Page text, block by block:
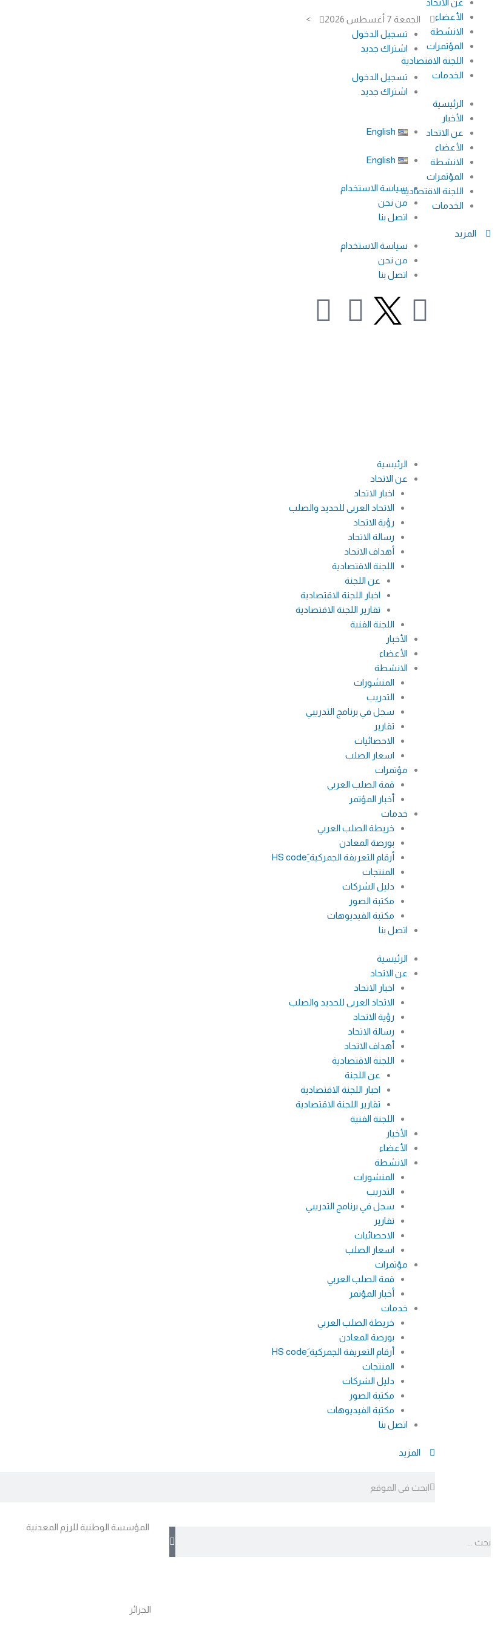
الجمعة 7 أغسطس 2026
>
تسجيل الدخول
اشتراك جديد
تسجيل الدخول
اشتراك جديد
English
English
سياسة الاستخدام
من نحن
اتصل بنا
سياسة الاستخدام
من نحن
اتصل بنا
Y
b
e
L
i
n
F
k
الرئيسية
عن الاتحاد
اخبار الاتحاد
الاتحاد العربى للحديد والصلب
رؤية الاتحاد
رسالة الاتحاد
أهداف الاتحاد
اللجنة الاقتصادية
عن اللجنة
اخبار اللجنة الاقتصادية
تقارير اللجنة الاقتصادية
اللجنة الفنية
الأخبار
الأعضاء
الانشطة
المنشورات
التدريب
سجل في برنامج التدريبي
تقارير
الاحصائيات
اسعار الصلب
مؤتمرات
قمة الصلب العربي
أخبار المؤتمر
خدمات
خريطة الصلب العربي
بورصة المعادن
أرقام التعريفة الجمركية َِHS code
المنتجات
دليل الشركات
مكتبة الصور
مكتبة الفيديوهات
اتصل بنا
الرئيسية
عن الاتحاد
اخبار الاتحاد
الاتحاد العربى للحديد والصلب
رؤية الاتحاد
رسالة الاتحاد
أهداف الاتحاد
اللجنة الاقتصادية
عن اللجنة
اخبار اللجنة الاقتصادية
تقارير اللجنة الاقتصادية
اللجنة الفنية
الأخبار
الأعضاء
الانشطة
المنشورات
التدريب
سجل في برنامج التدريبي
تقارير
الاحصائيات
اسعار الصلب
مؤتمرات
قمة الصلب العربي
أخبار المؤتمر
خدمات
خريطة الصلب العربي
بورصة المعادن
أرقام التعريفة الجمركية َِHS code
المنتجات
دليل الشركات
مكتبة الصور
مكتبة الفيديوهات
اتصل بنا
المزيد
عن الاتحاد
الأعضاء
الانشطة
المؤتمرات
اللجنة الاقتصادية
الخدمات
الرئيسية
الأخبار
عن الاتحاد
الأعضاء
الانشطة
المؤتمرات
اللجنة الاقتصادية
الخدمات
المزيد
المؤسسة الوطنية للرزم المعدنية
الجزائر